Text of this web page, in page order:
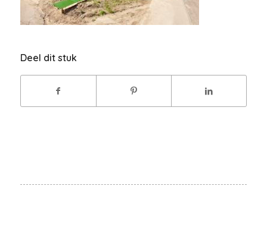
Deel dit stuk